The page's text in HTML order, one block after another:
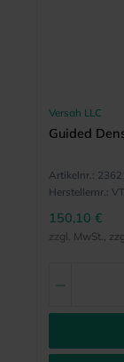
Versah LLC
Guided
Artikelnr.:
Herstellernr.:
150,10 €
zzgl. MwSt.,